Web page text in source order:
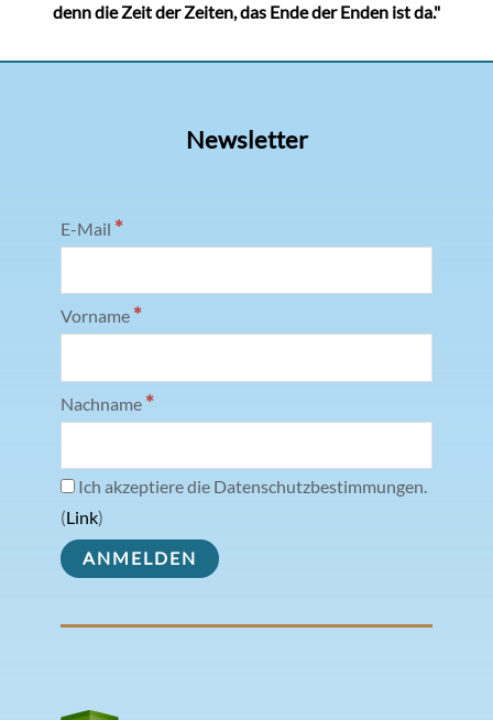
denn die Zeit der Zeiten, das Ende der Enden ist da."
Newsletter
E-Mail *
Vorname *
Nachname *
Ich akzeptiere die Datenschutzbestimmungen.
(Link)